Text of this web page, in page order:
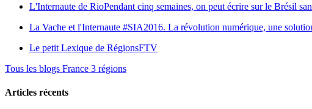
L'Internaute de RioPendant cinq semaines, on peut écrire sur le Brésil
La Vache et l'Internaute #SIA2016. La révolution numérique, une
Le petit Lexique de RégionsFTV
Tous les blogs France 3 régions
Articles récents